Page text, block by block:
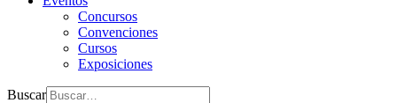
Concursos
Convenciones
Cursos
Exposiciones
Buscar